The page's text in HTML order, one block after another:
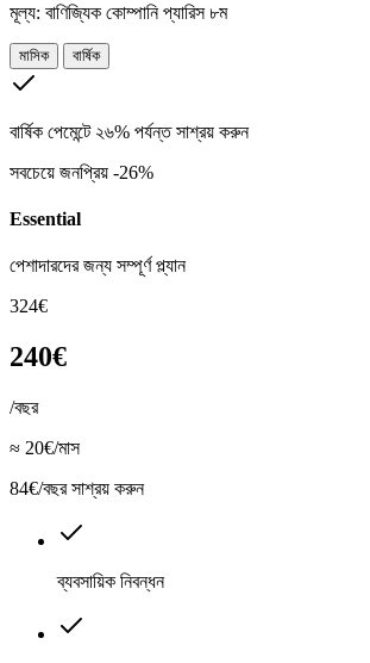
মূল্য: বাণিজ্যিক কোম্পানি প্যারিস ৮ম
মাসিক বার্ষিক
বার্ষিক পেমেন্টে ২৬% পর্যন্ত সাশ্রয় করুন
সবচেয়ে জনপ্রিয় -26%
Essential
পেশাদারদের জন্য সম্পূর্ণ প্ল্যান
324€
240€
/বছর
≈ 20€/মাস
84€/বছর সাশ্রয় করুন
ব্যবসায়িক নিবন্ধন